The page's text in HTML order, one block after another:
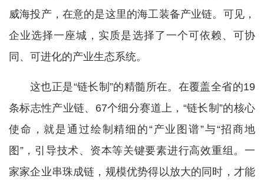
威海投产，在意的是这里的海工装备产业链。可见，
企业选择一座城，实质是选择了一个可依赖、可协
同、可进化的产业生态系统。
这也正是“链长制”的精髓所在。在覆盖全省的19
条标志性产业链、67个细分赛道上，“链长制”的核心
使命，就是通过绘制精细的“产业图谱”与“招商地
图”，引导技术、资本等关键要素进行高效重组。一
家家企业串珠成链，规模优势得以放大的同时，才能